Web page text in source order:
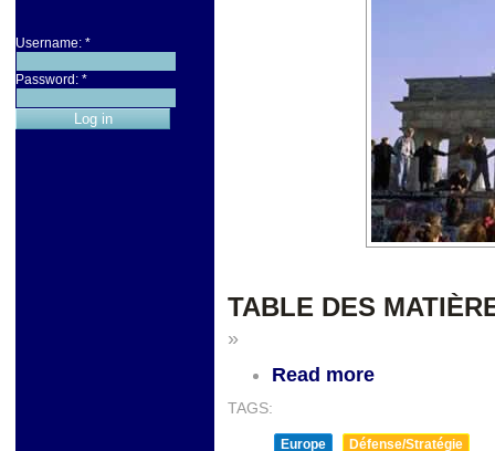
Username: *
Password: *
TABLE DES
»
Read more
TAGS:
Europe Défense/Stratégie